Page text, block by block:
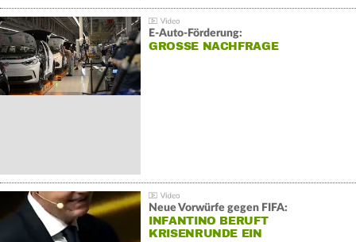
E-Auto-Förderung:
GROSSE NACHFRAGE
Neue Vorwürfe gegen FIFA:
INFANTINO BERUFT
KRISENRUNDE EIN